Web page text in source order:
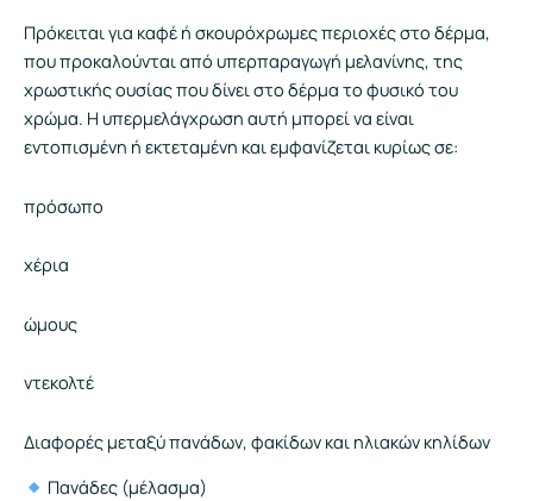
Πρόκειται για καφέ ή σκουρόχρωμες περιοχές στο δέρμα,
που προκαλούνται από υπερπαραγωγή μελανίνης, της
χρωστικής ουσίας που δίνει στο δέρμα το φυσικό του
χρώμα. Η υπερμελάγχρωση αυτή μπορεί να είναι
εντοπισμένη ή εκτεταμένη και εμφανίζεται κυρίως σε:
πρόσωπο
χέρια
ώμους
ντεκολτέ
Διαφορές μεταξύ πανάδων, φακίδων και ηλιακών κηλίδων
Πανάδες (μέλασμα)